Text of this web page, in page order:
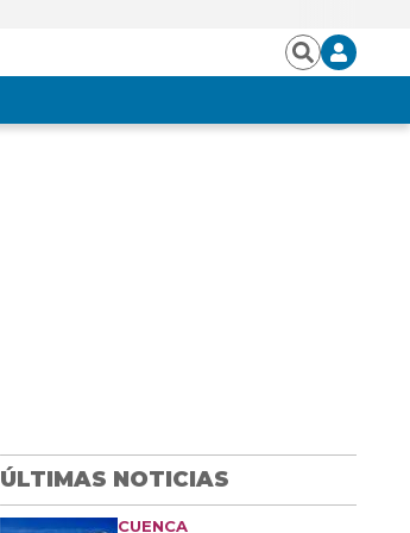
BuscarIniciar
sesión
ÚLTIMAS NOTICIAS
CUENCA